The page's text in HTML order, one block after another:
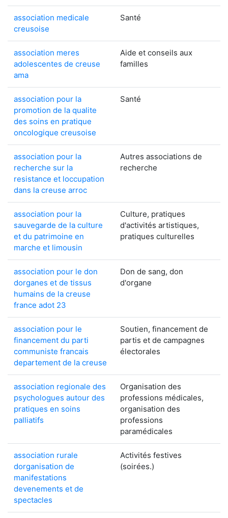
association medicale
creusoise
Santé
association meres
adolescentes de creuse
ama
Aide et conseils aux
familles
association pour la
promotion de la qualite
des soins en pratique
oncologique creusoise
Santé
association pour la
recherche sur la
resistance et loccupation
dans la creuse arroc
Autres associations de
recherche
association pour la
sauvegarde de la culture
et du patrimoine en
marche et limousin
Culture, pratiques
d'activités artistiques,
pratiques culturelles
association pour le don
dorganes et de tissus
humains de la creuse
france adot 23
Don de sang, don
d'organe
association pour le
financement du parti
communiste francais
departement de la creuse
Soutien, financement de
partis et de campagnes
électorales
association regionale des
psychologues autour des
pratiques en soins
palliatifs
Organisation des
professions médicales,
organisation des
professions
paramédicales
association rurale
dorganisation de
manifestations
devenements et de
spectacles
Activités festives
(soirées.)